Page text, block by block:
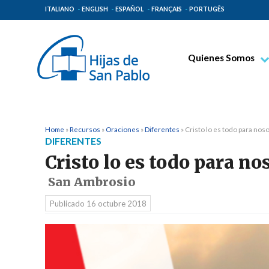
ITALIANO ENGLISH ESPAÑOL FRANÇAIS PORTUGÊS
Quienes Somos
Lugares de Origen
Home »Recursos » Oraciones »Diferentes » Cristo lo es todo para
DIFERENTES
Cristo lo es todo para
San Ambrosio
Publicado 16 octubre 2018